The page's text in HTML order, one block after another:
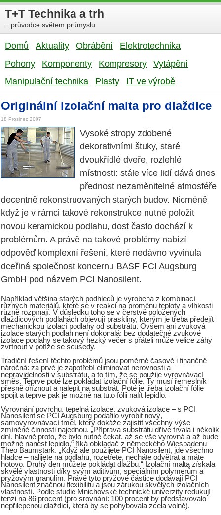
T+T Technika a trh
...průvodce světem průmyslu
Domů Aktuality Obrábění
Elektrotechnika
Pohony
Komponenty Kompresory
Vytápění
Manipulační technika
Plasty IT ve výrobě
Originální izolační malta pro dlaždice
18 Prosinec 2007
Vysoké stropy zdobené
dekorativními štuky, staré
dvoukřídlé dveře, rozlehlé
místnosti: stále více lidí dává dnes
přednost nezaměnitelné atmosféře
decentně rekonstruovaných starých budov. Nicméně
když je v rámci takové rekonstrukce nutné položit
novou keramickou podlahu, dost často dochází k
problémům. A právě na takové problémy nabízí
odpověď komplexní řešení, které nedávno vyvinula
dceřiná společnost koncernu BASF PCI Augsburg
GmbH pod názvem PCI Nanosilent.
Například většina starých podhledů je vyrobena z kombinací
různých materiálů, které se v reakci na proměnu teploty a vlhkosti
různě rozpínají. V důsledku toho se v čerstvě položených
dlaždicových podlahách objevují praskliny, kterým je třeba předejít
mechanickou izolací podlahy od substrátu. Ovšem ani zvuková
izolace starých podlah není dokonalá: bez dodatečné zvukové
izolace podlahy se takový hezký večer s přáteli může velice záhy
zvrtnout v potíže se sousedy.
Tradiční řešení těchto problémů jsou poměrně časově i finančně
náročná: za prvé je zapotřebí eliminovat nerovnosti a
nepravidelnosti v substrátu, a to tím, že se použije vyrovnávací
směs. Teprve poté lze pokládat izolační fólie. Ty musí řemeslník
přesně oříznout a nalepit na substrát. Poté je třeba izolační fólie
spojit a teprve pak je možné na tuto fólii nalít lepidlo.
Vyrovnání povrchu, tepelná izolace, zvuková izolace – s PCI
Nanosilent se PCI Augsburg podařilo vyrobit nový,
samovyrovnávací tmel, který dokáže zajistit všechny výše
zmíněné činnosti najednou. „Příprava substrátu dříve trvala i několik
dní, hlavně proto, že bylo nutné čekat, až se vše vyrovná a až bude
možné nanést lepidlo,“ říká obkladač z německého Wiesbadenu
Theo Baumstark. „Když ale použijete PCI Nanosilent, jde všechno
hladce – nalijete na podlahu, rozetřete, necháte odvětrat a máte
hotovo. Druhý den můžete pokládat dlažbu.“ Izolační malta získala
skvělé vlastnosti díky svým aditivům, speciálním polymerům a
pryžovým granulím. Právě tyto pryžové částice dodávají PCI
Nanosilent značnou flexibilitu a jsou zárukou skvělých izolačních
vlastností. Podle studie Mnichovské technické univerzity redukují
tenzi na 86 procent (pro srovnání: 100 procent by představovalo
nepřilepenou dlaždici, která by se pohybovala zcela volně).